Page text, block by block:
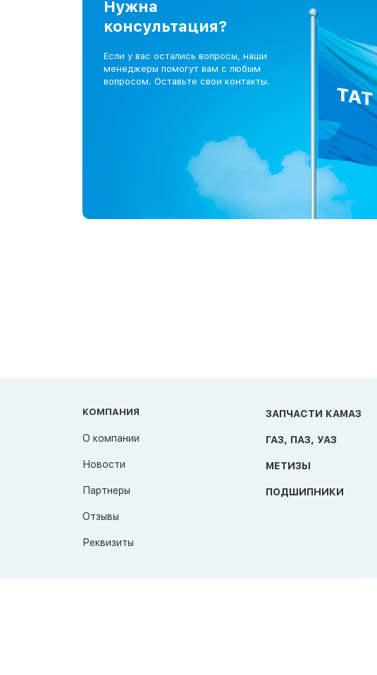
Нужна
консультация?
Если у вас остались вопросы, наши
менеджеры помогут вам с любым
вопросом. Оставьте свои контакты.
КОМПАНИЯ
О компании
Новости
Партнеры
Отзывы
Реквизиты
ЗАПЧАСТИ КАМАЗ
ГАЗ, ПАЗ, УАЗ
МЕТИЗЫ
ПОДШИПНИКИ